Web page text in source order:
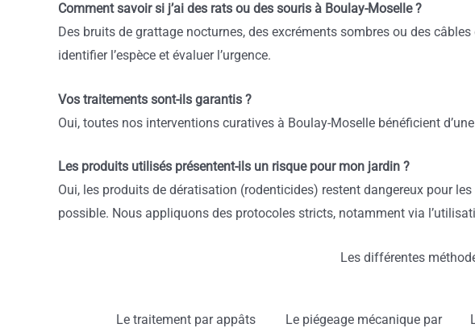
Comment savoir si j’ai des rats ou des souris à Boulay-Moselle ?
Des bruits de grattage nocturnes, des excréments sombres ou des
identifier l’espèce et évaluer l’urgence.
Vos traitements sont-ils garantis ?
Oui, toutes nos interventions curatives à Boulay-Moselle bénéficient d’une
Les produits utilisés présentent-ils un risque pour mon jardin ?
Oui, les produits de dératisation (rodenticides) restent dangereux pour
possible. Nous appliquons des protocoles stricts, notamment via
Les différentes
Le traitement par appâts
Le piégeage mécanique par